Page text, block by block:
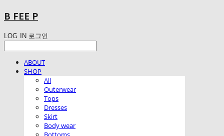
B FEE P
LOG IN 로그인
ABOUT
SHOP
All
Outerwear
Tops
Dresses
Skirt
Body wear